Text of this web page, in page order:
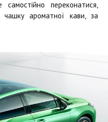
переконатися,
ароматної кави, за